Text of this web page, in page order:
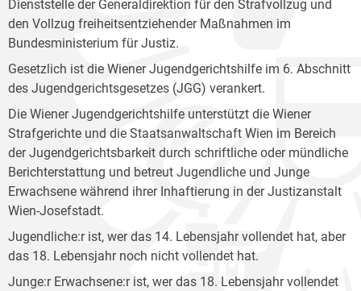
Dienststelle der Generaldirektion für den Strafvollzug und
den Vollzug freiheitsentziehender Maßnahmen im
Bundesministerium für Justiz.
Gesetzlich ist die Wiener Jugendgerichtshilfe im 6. Abschnitt
des Jugendgerichtsgesetzes (JGG) verankert.
Die Wiener Jugendgerichtshilfe unterstützt die Wiener
Strafgerichte und die Staatsanwaltschaft Wien im Bereich
der Jugendgerichtsbarkeit durch schriftliche oder mündliche
Berichterstattung und betreut Jugendliche und Junge
Erwachsene während ihrer Inhaftierung in der Justizanstalt
Wien-Josefstadt.
Jugendliche:r ist, wer das 14. Lebensjahr vollendet hat, aber
das 18. Lebensjahr noch nicht vollendet hat.
Junge:r Erwachsene:r ist, wer das 18. Lebensjahr vollendet